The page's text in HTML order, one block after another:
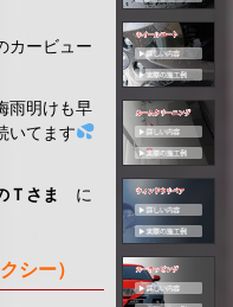
カービュー
雨明けも早
いてます
Ｔさま
に
シー）